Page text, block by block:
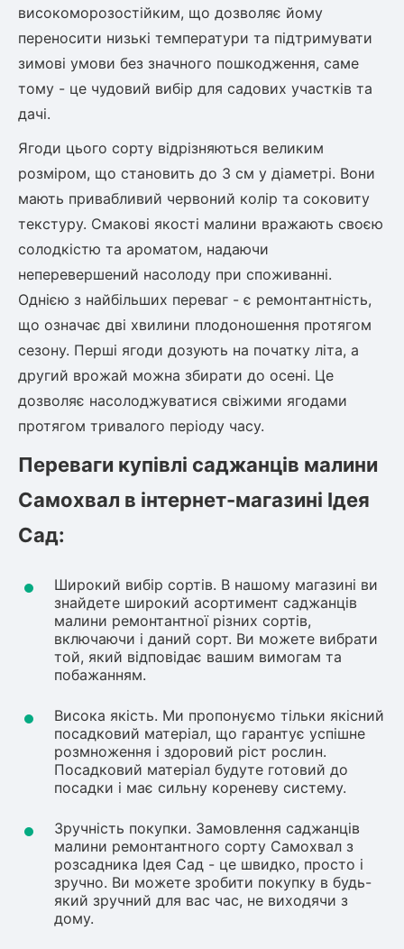
високоморозостійким, що дозволяє йому
переносити низькі температури та підтримувати
зимові умови без значного пошкодження, саме
тому - це чудовий вибір для садових участків та
дачі.
Ягоди цього сорту відрізняються великим
розміром, що становить до 3 см у діаметрі. Вони
мають привабливий червоний колір та соковиту
текстуру. Смакові якості малини вражають своєю
солодкістю та ароматом, надаючи
неперевершений насолоду при споживанні.
Однією з найбільших переваг - є ремонтантність,
що означає дві хвилини плодоношення протягом
сезону. Перші ягоди дозують на початку літа, а
другий врожай можна збирати до осені. Це
дозволяє насолоджуватися свіжими ягодами
протягом тривалого періоду часу.
Переваги купівлі саджанців малини
Самохвал в інтернет-магазині Ідея
Сад:
Широкий вибір сортів. В нашому магазині ви
знайдете широкий асортимент саджанців
малини ремонтантної різних сортів,
включаючи і даний сорт. Ви можете вибрати
той, який відповідає вашим вимогам та
побажанням.
Висока якість. Ми пропонуємо тільки якісний
посадковий матеріал, що гарантує успішне
розмноження і здоровий ріст рослин.
Посадковий матеріал будуте готовий до
посадки і має сильну кореневу систему.
Зручність покупки. Замовлення саджанців
малини ремонтантного сорту Самохвал з
розсадника Ідея Сад - це швидко, просто і
зручно. Ви можете зробити покупку в будь-
який зручний для вас час, не виходячи з
дому.